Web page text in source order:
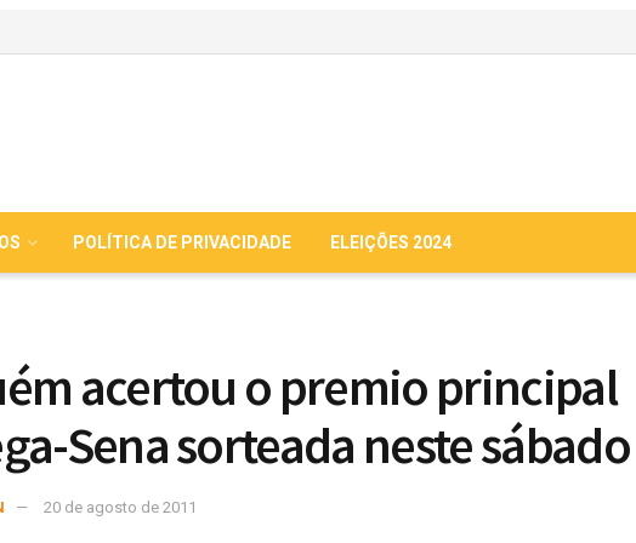
POLÍTICA DE PRIVACIDADE ELEIÇÕES 2024
acertou o premio principal
Sena sorteada neste sábado
20 de agosto de 2011